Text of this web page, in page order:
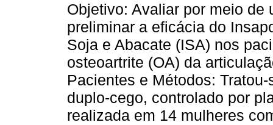
Objetivo: Avaliar por meio de
preliminar a eficácia do
Soja e Abacate (ISA) nos
osteoartrite (OA) da
Pacientes e Métodos:
duplo-cego, controlado por
realizada em 14 mulheres